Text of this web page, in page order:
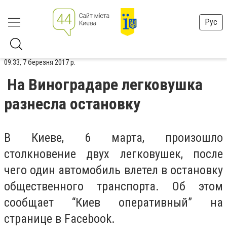
Рус
09:33, 7 березня 2017 р.
На Виноградаре легковушка
разнесла остановку
В Киеве, 6 марта, произошло
столкновение двух легковушек, после
чего один автомобиль влетел в остановку
общественного транспорта. Об этом
сообщает “Киев оперативный” на
странице в Facebook.